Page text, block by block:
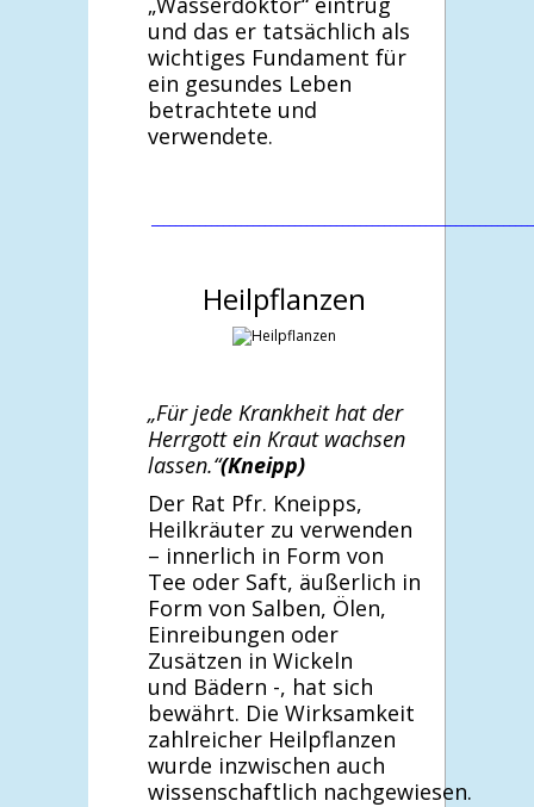
und das er tatsächlich als
wichtiges Fundament für
ein gesundes Leben
betrachtete und
verwendete.
Heilpflanzen
„Für jede Krankheit hat der
Herrgott ein Kraut wachsen
lassen.“(Kneipp)
Der Rat Pfr. Kneipps,
Heilkräuter zu verwenden
– innerlich in Form von
Tee oder Saft, äußerlich in
Form von Salben, Ölen,
Einreibungen oder
Zusätzen in Wickeln
und Bädern -, hat sich
bewährt. Die Wirksamkeit
zahlreicher Heilpflanzen
wurde inzwischen auch
wissenschaftlich nachgewiesen.